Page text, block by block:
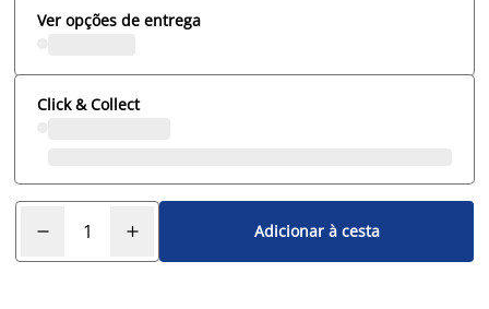
Ver opções de entrega
Click & Collect
Adicionar à cesta